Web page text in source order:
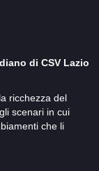
di CSV Lazio
ricchezza del
scenari in cui
che li